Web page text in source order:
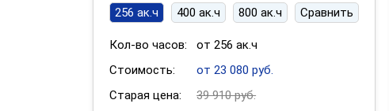
256 ак.ч 400 ак.ч 800 ак.ч Сравнить
Кол-во часов:
от 256 ак.ч
Стоимость:
от 23 080 руб.
Старая цена:
39 910 руб.